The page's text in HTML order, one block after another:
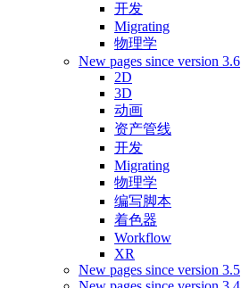
开发
Migrating
物理学
New pages since version 3.6
2D
3D
动画
资产管线
开发
Migrating
物理学
编写脚本
着色器
Workflow
XR
New pages since version 3.5